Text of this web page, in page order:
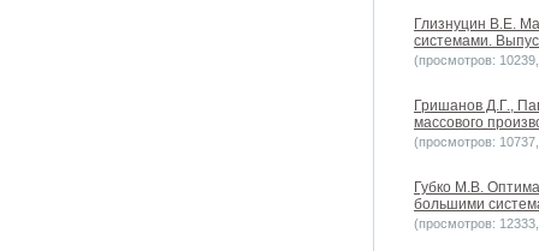
Глизнуцин В.Е.
системами.
(просмотров:
Гришанов Д.Г.,
массового
(просмотров:
Губко М.В.
большими
(просмотров: